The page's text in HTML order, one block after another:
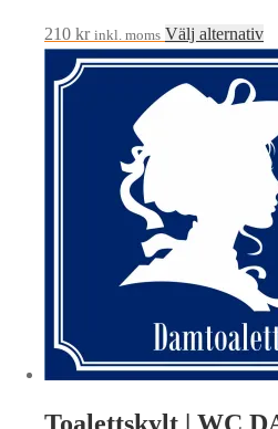
på
210 kr inkl. moms Välj alternativ
kan
på